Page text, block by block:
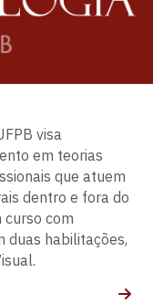
visa
em teorias
que atuem
dentro e fora do
curso com
duas habilitações,